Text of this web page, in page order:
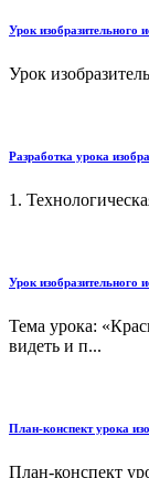
Урок изобразительного
Урок
Разработка урока
1.
Урок изобразительного
Тема урока:
видеть и п...
План-конспект урока
План-конспект